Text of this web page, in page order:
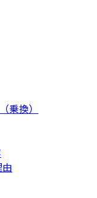
乗換）